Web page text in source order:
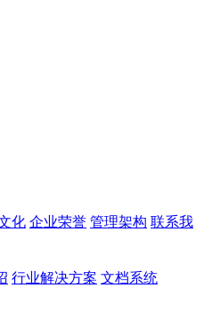
化 企业荣誉 管理架构 联系我
行业解决方案 文档系统